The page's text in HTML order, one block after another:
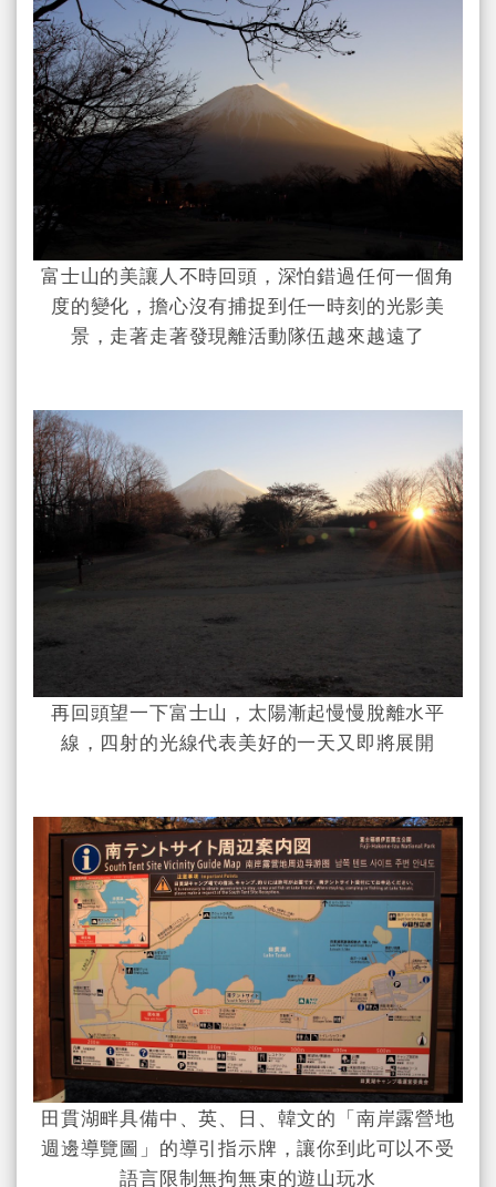
富士山的美讓人不時回頭，深怕錯過任何一個角
度的變化，擔心沒有捕捉到任一時刻的光影美
景，走著走著發現離活動隊伍越來越遠了
再回頭望一下富士山，太陽漸起慢慢脫離水平
線，四射的光線代表美好的一天又即將展開
田貫湖畔具備中、英、日、韓文的「南岸露營地
週邊導覽圖」的導引指示牌，讓你到此可以不受
語言限制無拘無束的遊山玩水